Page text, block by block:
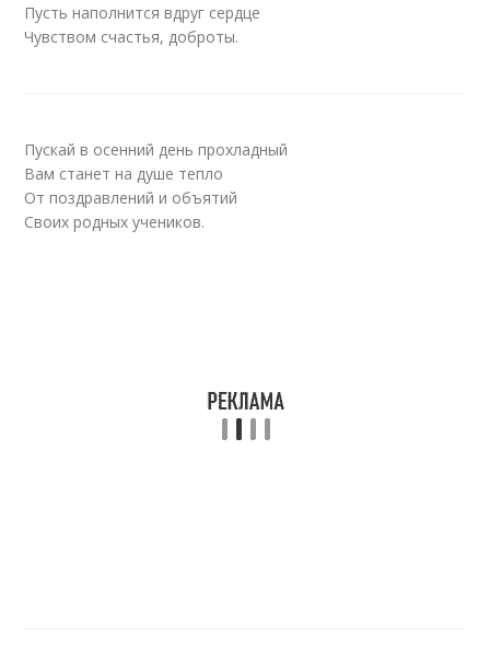
Пусть наполнится вдруг сердце
Чувством счастья, доброты.
Пускай в осенний день прохладный
Вам станет на душе тепло
От поздравлений и объятий
Своих родных учеников.